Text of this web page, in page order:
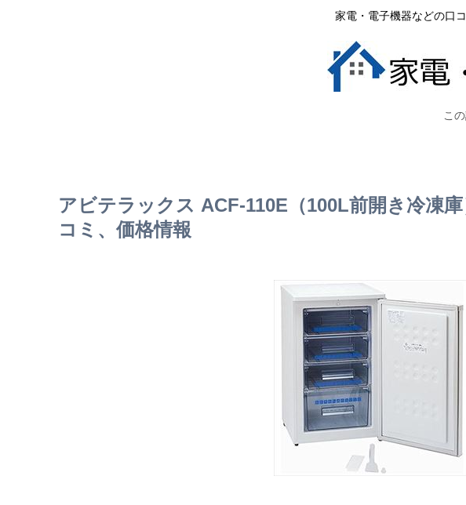
家電・電子機器などの口
こ
アビテラックス ACF-110E（100L前開き冷凍
コミ、価格情報